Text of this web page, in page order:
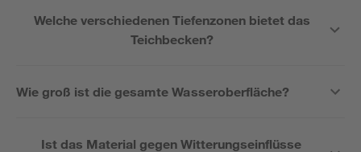
Welche verschiedenen Tiefenzonen bietet das
Teichbecken?
Wie groß ist die gesamte Wasseroberfläche?
Ist das Material gegen Witterungseinflüsse